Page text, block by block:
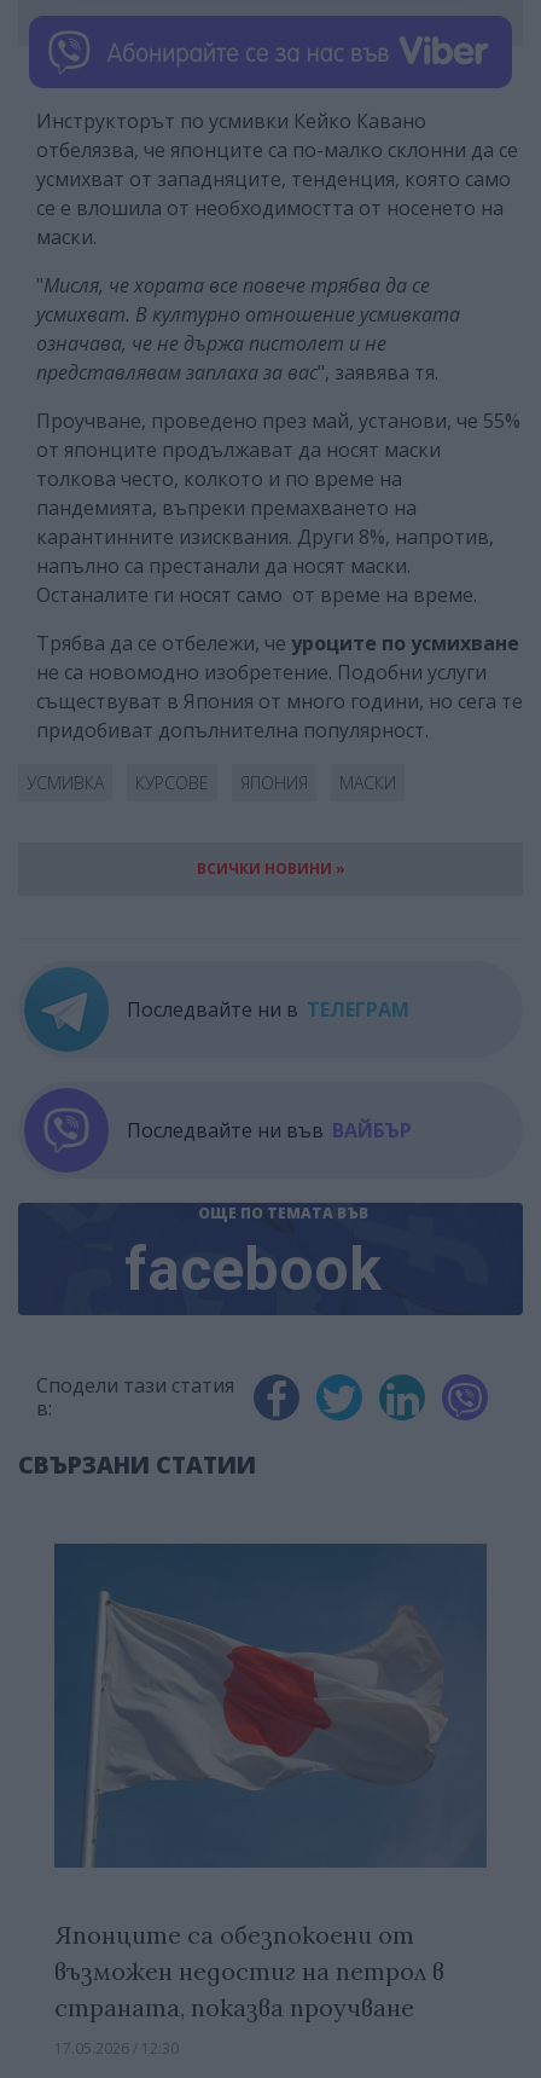
Инструкторът по усмивки Кейко Кавано
отбелязва, че японците са по-малко склонни да се
усмихват от западняците, тенденция, която само
се е влошила от необходимостта от носенето на
маски.
"Мисля, че хората все повече трябва да се
усмихват. В културно отношение усмивката
означава, че не държа пистолет и не
представлявам заплаха за вас", заявява тя.
Проучване, проведено през май, установи, че 55%
от японците продължават да носят маски
толкова често, колкото и по време на
пандемията, въпреки премахването на
карантинните изисквания. Други 8%, напротив,
напълно са престанали да носят маски.
Останалите ги носят само от време на време.
Трябва да се отбележи, че уроците по усмихване
не са новомодно изобретение. Подобни услуги
съществуват в Япония от много години, но сега те
придобиват допълнителна популярност.
УСМИВКА КУРСОВЕ ЯПОНИЯ МАСКИ
ВСИЧКИ НОВИНИ »
Последвайте ни в ТЕЛЕГРАМ
Последвайте ни във ВАЙБЪР
ОЩЕ ПО ТЕМАТА ВЪВ
facebook
Сподели тази статия
в:
СВЪРЗАНИ СТАТИИ
Японците са обезпокоени от
възможен недостиг на петрол в
страната, показва проучване
17.05.2026 / 12:30